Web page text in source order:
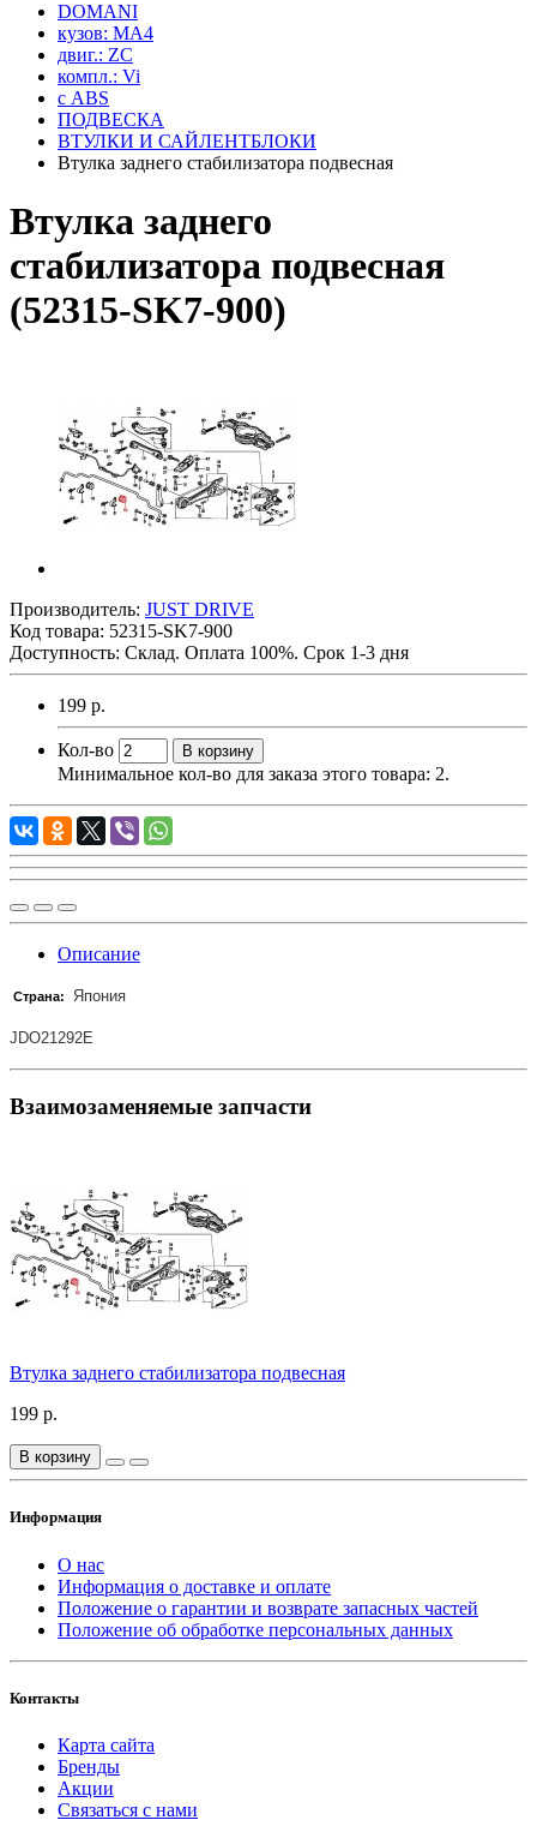
DOMANI
кузов: MA4
двиг.: ZC
компл.: Vi
с ABS
ПОДВЕСКА
ВТУЛКИ И САЙЛЕНТБЛОКИ
Втулка заднего стабилизатора подвесная
Втулка заднего
стабилизатора подвесная
(52315-SK7-900)
Производитель: JUST DRIVE
Код товара: 52315-SK7-900
Доступность: Склад. Оплата 100%. Срок 1-3 дня
199 р.
Кол-во В корзину
Минимальное кол-во для заказа этого товара: 2.
Описание
Страна: Япония
JDO21292E
Взаимозаменяемые запчасти
Втулка заднего стабилизатора подвесная
199 р.
В корзину
Информация
О нас
Информация о доставке и оплате
Положение о гарантии и возврате запасных частей
Положение об обработке персональных данных
Контакты
Карта сайта
Бренды
Акции
Связаться с нами